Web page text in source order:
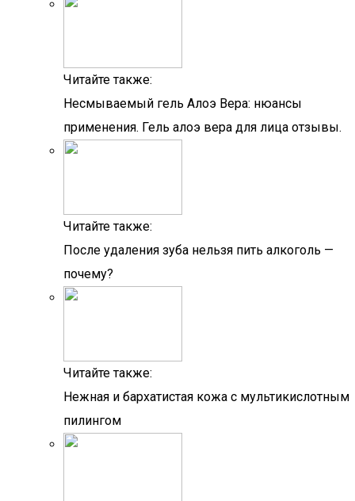
Читайте также:
Несмываемый гель Алоэ Вера: нюансы
применения. Гель алоэ вера для лица отзывы.
Читайте также:
После удаления зуба нельзя пить алкоголь —
почему?
Читайте также:
Нежная и бархатистая кожа с мультикислотным
пилингом